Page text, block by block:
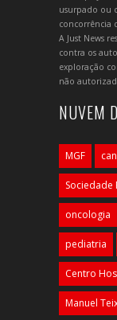
usurpado ou
concorrência
A Just News
contra os
exploração
não
NUVEM
MGF
Sociedade
oncologia
pediatria
Centro
Manuel